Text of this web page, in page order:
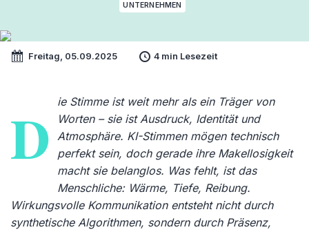
UNTERNEHMEN
Freitag, 05.09.2025 4 min Lesezeit
D
ie Stimme ist weit mehr als ein Träger von
Worten – sie ist Ausdruck, Identität und
Atmosphäre. KI-Stimmen mögen technisch
perfekt sein, doch gerade ihre Makellosigkeit
macht sie belanglos. Was fehlt, ist das
Menschliche: Wärme, Tiefe, Reibung.
Wirkungsvolle Kommunikation entsteht nicht durch
synthetische Algorithmen, sondern durch Präsenz,